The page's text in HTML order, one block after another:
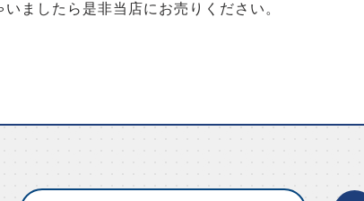
ましたら是非当店にお売りください。